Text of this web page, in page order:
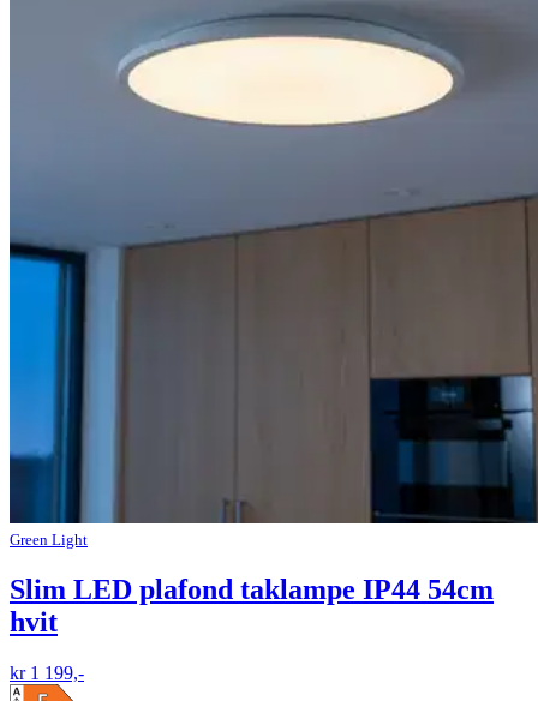
Green Light
Slim LED plafond taklampe IP44 54cm
hvit
kr 1 199,-